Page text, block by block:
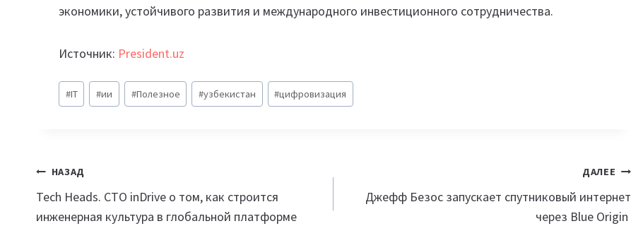
экономики, устойчивого развития и международного инвестиционного сотрудничества.
Источник: President.uz
Метки
записи:
#IT #ии #Полезное #узбекистан #цифровизация
Навигация
по
НАЗАД
Tech Heads. CTO inDrive о том, как строится
инженерная культура в глобальной платформе
ДАЛЕЕ
Джефф Безос запускает спутниковый интернет
через Blue Origin